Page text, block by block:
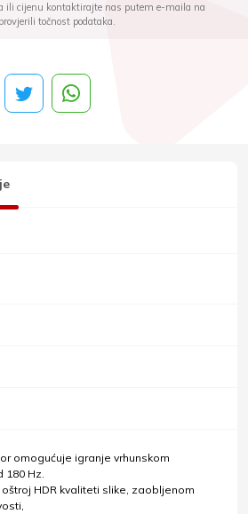
cijenu kontaktirajte nas putem e-maila na
točnost podataka.
omogućuje igranje vrhunskom
180 Hz.
HDR kvaliteti slike, zaobljenom